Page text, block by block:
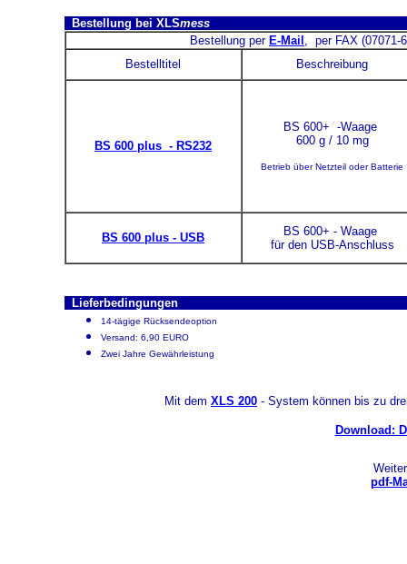
Bestellung bei XLSmess
Bestellung per E-Mail , per FAX (07071-
Bestelltitel
Beschreibung
BS 600 plus - RS232
BS 600+ -Waage
600 g / 10 mg
Betrieb über Netzteil oder Batterie
BS 600 plus - USB
BS 600+ - Waage
für den USB-Anschluss
Lieferbedingungen
14-tägige Rücksendeoption
Versand: 6,90 EURO
Zwei Jahre Gewährleistung
Mit dem XLS 200 - System können bis zu
Download:
pdf-